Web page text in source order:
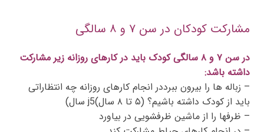
مشارکت کودکان در سن ۷ و ۸ سالگی
در سن ۷ و ۸ سالگی کودک باید در کارهای روزانه زیر مشارکت
داشته باشد:
– زباله ها را بیرون ببرددر انجام کارهای روزانه چه انتظاراتی
باید از کودک داشته باشیم؟ (۵ تا ۸ سال)j5 سال)
– ظرفها را از ماشین ظرفشویی در بیاورد